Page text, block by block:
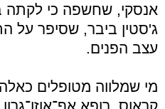
אנסקי, שחשפה כי לקתה
ג'סטין ביבר, שסיפר על
עצב הפנים.
מי שמלווה מטופלים
קראוס, רופא